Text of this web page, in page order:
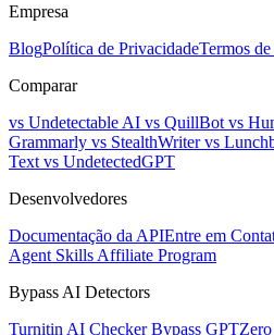
Empresa
BlogPolítica de PrivacidadeTermos
Comparar
vs Undetectable AI vs QuillBot vs
Grammarly vs StealthWritervs
Text vs UndetectedGPT
Desenvolvedores
Documentação da APIEntre em
Agent Skills Affiliate Program
Bypass AI Detectors
Turnitin AI CheckerBypass GPTZero